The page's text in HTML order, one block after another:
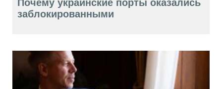
Почему украинские порты оказались
заблокированными